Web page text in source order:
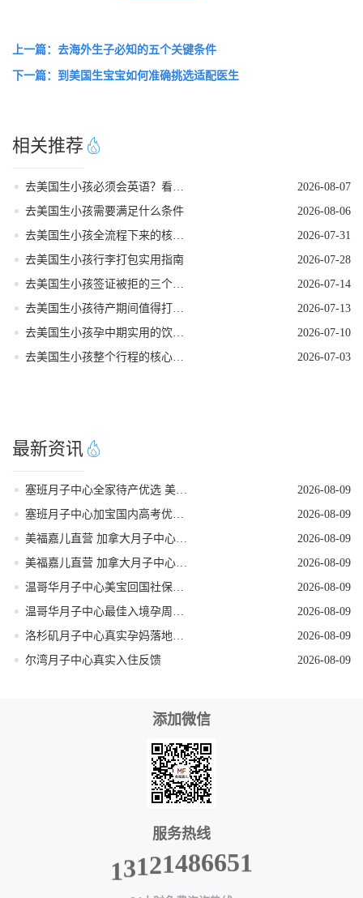
上一篇：去海外生子必知的五个关键条件
下一篇：到美国生宝宝如何准确挑选适配医生
相关推荐
2026-08-07
去美国生小孩需要满足什么条件
2026-08-06
2026-07-31
去美国生小孩行李打包实用指南
2026-07-28
2026-07-14
2026-07-13
2026-07-10
2026-07-03
最新资讯
2026-08-09
2026-08-09
2026-08-09
2026-08-09
2026-08-09
2026-08-09
2026-08-09
尔湾月子中心真实入住反馈
2026-08-09
添加微信
服务热线
13121486651